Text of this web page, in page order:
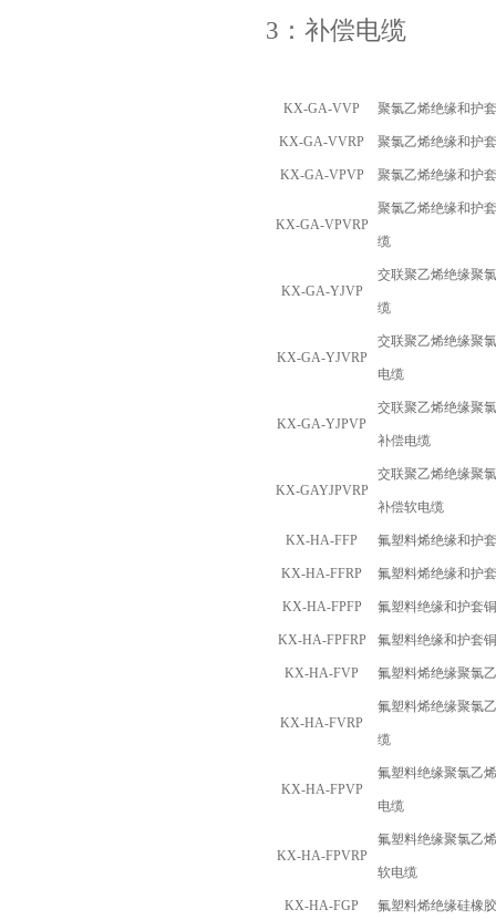
3：补偿电缆
KX-GA-VVP 聚氯乙烯绝缘和护
KX-GA-VVRP 聚氯乙烯绝缘和护
KX-GA-VPVP 聚氯乙烯绝缘和护
KX-GA-VPVRP
聚氯乙烯绝缘和护
缆
KX-GA-YJVP
交联聚乙烯绝缘聚
缆
KX-GA-YJVRP
交联聚乙烯绝缘聚
电缆
KX-GA-YJPVP
交联聚乙烯绝缘聚
补偿电缆
KX-GAYJPVRP
交联聚乙烯绝缘聚
补偿软电缆
KX-HA-FFP 氟塑料烯绝缘和护
KX-HA-FFRP 氟塑料烯绝缘和护
KX-HA-FPFP 氟塑料绝缘和护套
KX-HA-FPFRP 氟塑料绝缘和护套
KX-HA-FVP 氟塑料烯绝缘聚氯
KX-HA-FVRP
氟塑料烯绝缘聚氯
缆
KX-HA-FPVP
氟塑料绝缘聚氯乙
电缆
KX-HA-FPVRP
氟塑料绝缘聚氯乙
软电缆
KX-HA-FGP 氟塑料烯绝缘硅橡